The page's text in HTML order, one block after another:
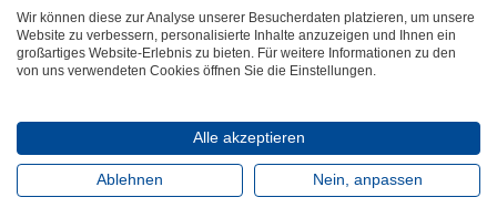
Akzente – Ein Magazin der Berufsgenossenschaft
Wir können diese zur Analyse unserer Besucherdaten platzieren, um unsere
Website zu verbessern, personalisierte Inhalte anzuzeigen und Ihnen ein
großartiges Website-Erlebnis zu bieten. Für weitere Informationen zu den
von uns verwendeten Cookies öffnen Sie die Einstellungen.
Alle akzeptieren
Ablehnen Nein, anpassen